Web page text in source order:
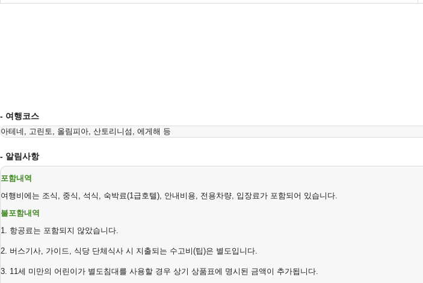
- 여행코스
아테네 , 고린토, 올림피아, 산토리니섬 , 에게해 등
- 알림사항
포함내역
여행비에는 조식 , 중식 , 석식 , 숙박료(1급호텔), 안내비용, 전용차량, 입장료가 포함되어 있습니다.
불포함내역
1. 항공료는 포함되지 않았습니다.
2. 버스기사, 가이드, 식당 단체식사 시 지출되는 수고비(팁)은 별도입니다.
3. 11세 미만의 어린이가 별도침대를 사용할 경우 상기 상품표에 명시된 금액이 추가됩니다.